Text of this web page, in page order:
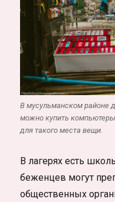
В мусульманском районе
можно купить
для такого места вещи.
В лагерях есть
беженцев могут
общественных